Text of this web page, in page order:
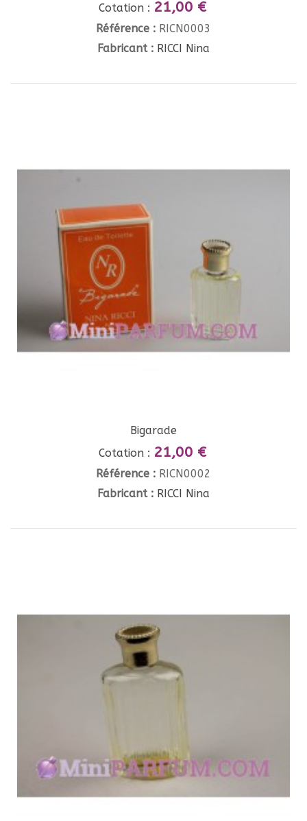
Cotation : 21,00 €
Référence : RICN0003
Fabricant : RICCI Nina
Bigarade
Cotation : 21,00 €
Référence : RICN0002
Fabricant : RICCI Nina